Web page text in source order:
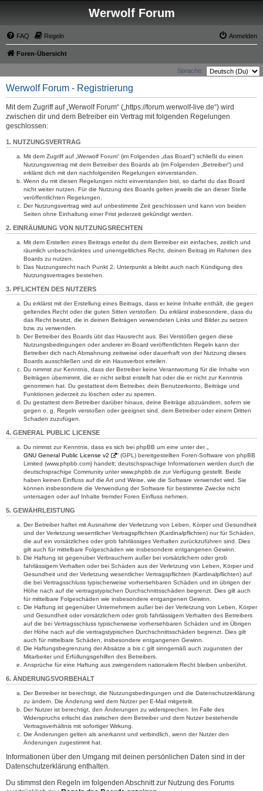
Werwolf Forum
FAQ Regeln Anmelden
Foren-Übersicht
Sprache:
Werwolf Forum - Registrierung
Mit dem Zugriff auf „Werwolf Forum“ („https://forum.werwolf-live.de“) wird
zwischen dir und dem Betreiber ein Vertrag mit folgenden Regelungen
geschlossen:
1. NUTZUNGSVERTRAG
Mit dem Zugriff auf „Werwolf Forum“ (im Folgenden „das Board“) schließt du einen
Nutzungsvertrag mit dem Betreiber des Boards ab (im Folgenden „Betreiber“) und
erklärst dich mit den nachfolgenden Regelungen einverstanden.
Wenn du mit diesen Regelungen nicht einverstanden bist, so darfst du das Board
nicht weiter nutzen. Für die Nutzung des Boards gelten jeweils die an dieser Stelle
veröffentlichten Regelungen.
Der Nutzungsvertrag wird auf unbestimmte Zeit geschlossen und kann von beiden
Seiten ohne Einhaltung einer Frist jederzeit gekündigt werden.
2. EINRÄUMUNG VON NUTZUNGSRECHTEN
Mit dem Erstellen eines Beitrags erteilst du dem Betreiber ein einfaches, zeitlich und
räumlich unbeschränktes und unentgeltliches Recht, deinen Beitrag im Rahmen des
Boards zu nutzen.
Das Nutzungsrecht nach Punkt 2, Unterpunkt a bleibt auch nach Kündigung des
Nutzungsvertrages bestehen.
3. PFLICHTEN DES NUTZERS
Du erklärst mit der Erstellung eines Beitrags, dass er keine Inhalte enthält, die gegen
geltendes Recht oder die guten Sitten verstoßen. Du erklärst insbesondere, dass du
das Recht besitzt, die in deinen Beiträgen verwendeten Links und Bilder zu setzen
bzw. zu verwenden.
Der Betreiber des Boards übt das Hausrecht aus. Bei Verstößen gegen diese
Nutzungsbedingungen oder anderer im Board veröffentlichten Regeln kann der
Betreiber dich nach Abmahnung zeitweise oder dauerhaft von der Nutzung dieses
Boards ausschließen und dir ein Hausverbot erteilen.
Du nimmst zur Kenntnis, dass der Betreiber keine Verantwortung für die Inhalte von
Beiträgen übernimmt, die er nicht selbst erstellt hat oder die er nicht zur Kenntnis
genommen hat. Du gestattest dem Betreiber, dein Benutzerkonto, Beiträge und
Funktionen jederzeit zu löschen oder zu sperren.
Du gestattest dem Betreiber darüber hinaus, deine Beiträge abzuändern, sofern sie
gegen o. g. Regeln verstoßen oder geeignet sind, dem Betreiber oder einem Dritten
Schaden zuzufügen.
4. GENERAL PUBLIC LICENSE
Du nimmst zur Kenntnis, dass es sich bei phpBB um eine unter der „
GNU General Public License v2
“ (GPL) bereitgestellten Foren-Software von phpBB
Limited (www.phpbb.com) handelt; deutschsprachige Informationen werden durch die
deutschsprachige Community unter www.phpbb.de zur Verfügung gestellt. Beide
haben keinen Einfluss auf die Art und Weise, wie die Software verwendet wird. Sie
können insbesondere die Verwendung der Software für bestimmte Zwecke nicht
untersagen oder auf Inhalte fremder Foren Einfluss nehmen.
5. GEWÄHRLEISTUNG
Der Betreiber haftet mit Ausnahme der Verletzung von Leben, Körper und Gesundheit
und der Verletzung wesentlicher Vertragspflichten (Kardinalpflichten) nur für Schäden,
die auf ein vorsätzliches oder grob fahrlässiges Verhalten zurückzuführen sind. Dies
gilt auch für mittelbare Folgeschäden wie insbesondere entgangenen Gewinn.
Die Haftung ist gegenüber Verbrauchern außer bei vorsätzlichem oder grob
fahrlässigem Verhalten oder bei Schäden aus der Verletzung von Leben, Körper und
Gesundheit und der Verletzung wesentlicher Vertragspflichten (Kardinalpflichten) auf
die bei Vertragsschluss typischerweise vorhersehbaren Schäden und im übrigen der
Höhe nach auf die vertragstypischen Durchschnittsschäden begrenzt. Dies gilt auch
für mittelbare Folgeschäden wie insbesondere entgangenen Gewinn.
Die Haftung ist gegenüber Unternehmern außer bei der Verletzung von Leben, Körper
und Gesundheit oder vorsätzlichem oder grob fahrlässigem Verhalten des Betreibers
auf die bei Vertragsschluss typischerweise vorhersehbaren Schäden und im Übrigen
der Höhe nach auf die vertragstypischen Durchschnittsschäden begrenzt. Dies gilt
auch für mittelbare Schäden, insbesondere entgangenen Gewinn.
Die Haftungsbegrenzung der Absätze a bis c gilt sinngemäß auch zugunsten der
Mitarbeiter und Erfüllungsgehilfen des Betreibers.
Ansprüche für eine Haftung aus zwingendem nationalem Recht bleiben unberührt.
6. ÄNDERUNGSVORBEHALT
Der Betreiber ist berechtigt, die Nutzungsbedingungen und die Datenschutzerklärung
zu ändern. Die Änderung wird dem Nutzer per E-Mail mitgeteilt.
Der Nutzer ist berechtigt, den Änderungen zu widersprechen. Im Falle des
Widerspruchs erlischt das zwischen dem Betreiber und dem Nutzer bestehende
Vertragsverhältnis mit sofortiger Wirkung.
Die Änderungen gelten als anerkannt und verbindlich, wenn der Nutzer den
Änderungen zugestimmt hat.
Informationen über den Umgang mit deinen persönlichen Daten sind in der
Datenschutzerklärung enthalten.
Du stimmst den Regeln im folgenden Abschnitt zur Nutzung des Forums